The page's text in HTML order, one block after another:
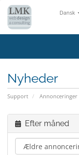
Dansk
Nyheder
Support Annonceringer
Efter måned